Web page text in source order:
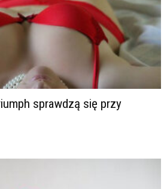
sprawdzą się przy